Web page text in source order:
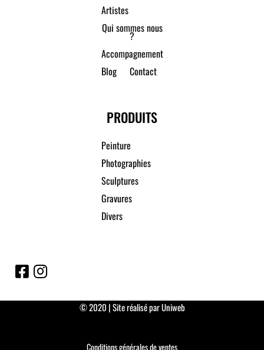
Artistes
Qui sommes nous
?
Accompagnement
Blog
Contact
PRODUITS
Peinture
Photographies
Sculptures
Gravures
Divers
© 2020 | Site réalisé par Uniweb
Conditions générales de ventes